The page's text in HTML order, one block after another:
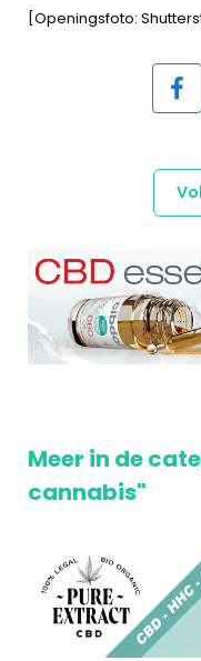
[Openingsfoto:
Meer in de
cannabis"